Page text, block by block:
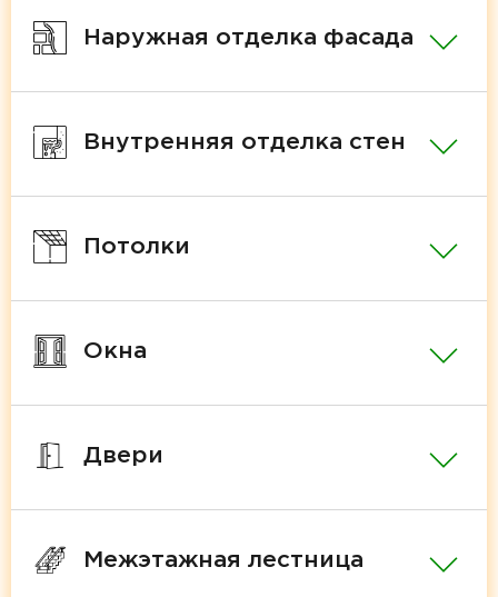
Наружная отделка фасада
Внутренняя отделка стен
Потолки
Окна
Двери
Межэтажная лестница